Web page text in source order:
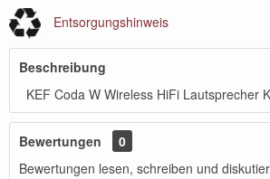
Entsorgungshinweis
Beschreibung
KEF Coda W Wireless HiFi Lautsprecher
Bewertungen
0
Bewertungen lesen, schreiben und